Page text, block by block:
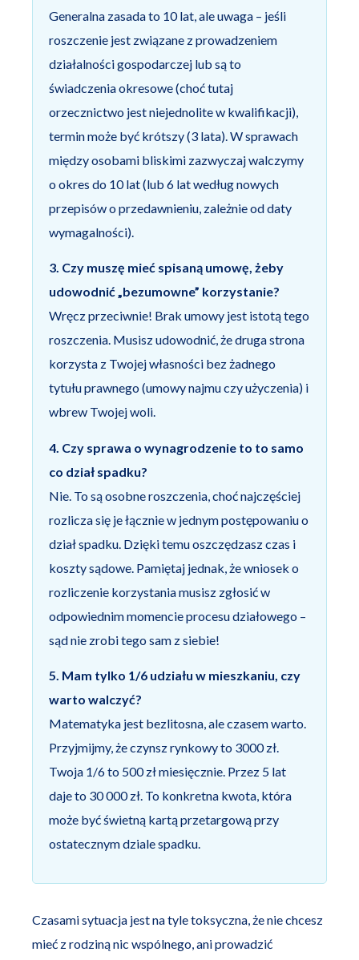
Generalna zasada to 10 lat, ale uwaga – jeśli
roszczenie jest związane z prowadzeniem
działalności gospodarczej lub są to
świadczenia okresowe (choć tutaj
orzecznictwo jest niejednolite w kwalifikacji),
termin może być krótszy (3 lata). W sprawach
między osobami bliskimi zazwyczaj walczymy
o okres do 10 lat (lub 6 lat według nowych
przepisów o przedawnieniu, zależnie od daty
wymagalności).
3. Czy muszę mieć spisaną umowę, żeby
udowodnić „bezumowne” korzystanie?
Wręcz przeciwnie! Brak umowy jest istotą tego
roszczenia. Musisz udowodnić, że druga strona
korzysta z Twojej własności bez żadnego
tytułu prawnego (umowy najmu czy użyczenia) i
wbrew Twojej woli.
4. Czy sprawa o wynagrodzenie to to samo
co dział spadku?
Nie. To są osobne roszczenia, choć najczęściej
rozlicza się je łącznie w jednym postępowaniu o
dział spadku. Dzięki temu oszczędzasz czas i
koszty sądowe. Pamiętaj jednak, że wniosek o
rozliczenie korzystania musisz zgłosić w
odpowiednim momencie procesu działowego –
sąd nie zrobi tego sam z siebie!
5. Mam tylko 1/6 udziału w mieszkaniu, czy
warto walczyć?
Matematyka jest bezlitosna, ale czasem warto.
Przyjmijmy, że czynsz rynkowy to 3000 zł.
Twoja 1/6 to 500 zł miesięcznie. Przez 5 lat
daje to 30 000 zł. To konkretna kwota, która
może być świetną kartą przetargową przy
ostatecznym dziale spadku.
Czasami sytuacja jest na tyle toksyczna, że nie chcesz
mieć z rodziną nic wspólnego, ani prowadzić